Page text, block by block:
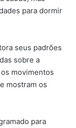
para dormir
seus padrões
sobre a
movimentos
mostram os
para